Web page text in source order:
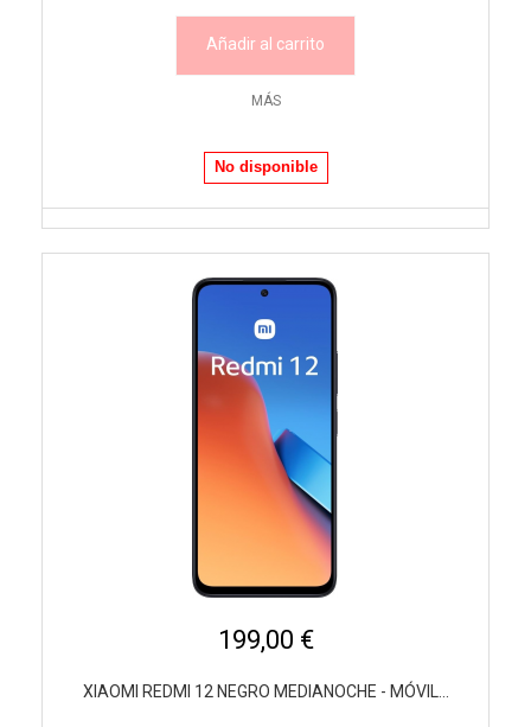
Añadir al carrito
MÁS
No disponible
199,00 €
XIAOMI REDMI 12 NEGRO MEDIANOCHE - MÓVIL...